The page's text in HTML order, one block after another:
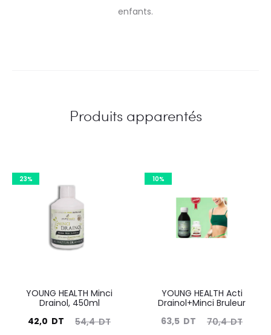
enfants.
Produits apparentés
23%
YOUNG HEALTH Minci
Drainol, 450ml
54,4DT
Le
42,0 DT
10%
YOUNG HEALTH Acti
Drainol+Minci Bruleur
70,4DT
Le
63,5 DT